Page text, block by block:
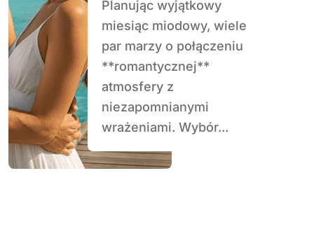
Planując wyjątkowy
miesiąc miodowy, wiele
par marzy o połączeniu
**romantycznej**
atmosfery z
niezapomnianymi
wrażeniami. Wybór...